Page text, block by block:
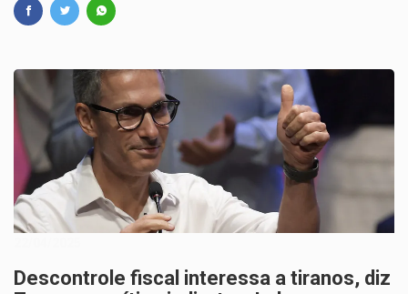
Descontrole fiscal interessa a tiranos, diz